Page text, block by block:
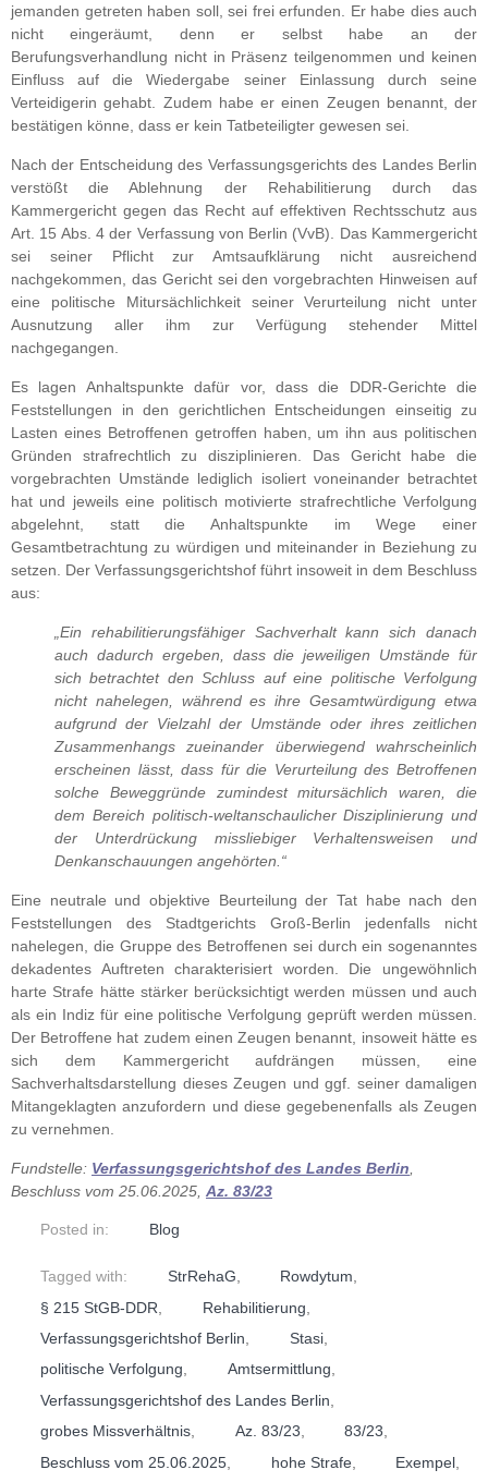
jemanden getreten haben soll, sei frei erfunden. Er habe dies auch
nicht eingeräumt, denn er selbst habe an der
Berufungsverhandlung nicht in Präsenz teilgenommen und keinen
Einfluss auf die Wiedergabe seiner Einlassung durch seine
Verteidigerin gehabt. Zudem habe er einen Zeugen benannt, der
bestätigen könne, dass er kein Tatbeteiligter gewesen sei.
Nach der Entscheidung des Verfassungsgerichts des Landes Berlin
verstößt die Ablehnung der Rehabilitierung durch das
Kammergericht gegen das Recht auf effektiven Rechtsschutz aus
Art. 15 Abs. 4 der Verfassung von Berlin (VvB). Das Kammergericht
sei seiner Pflicht zur Amtsaufklärung nicht ausreichend
nachgekommen, das Gericht sei den vorgebrachten Hinweisen auf
eine politische Mitursächlichkeit seiner Verurteilung nicht unter
Ausnutzung aller ihm zur Verfügung stehender Mittel
nachgegangen.
Es lagen Anhaltspunkte dafür vor, dass die DDR-Gerichte die
Feststellungen in den gerichtlichen Entscheidungen einseitig zu
Lasten eines Betroffenen getroffen haben, um ihn aus politischen
Gründen strafrechtlich zu disziplinieren. Das Gericht habe die
vorgebrachten Umstände lediglich isoliert voneinander betrachtet
hat und jeweils eine politisch motivierte strafrechtliche Verfolgung
abgelehnt, statt die Anhaltspunkte im Wege einer
Gesamtbetrachtung zu würdigen und miteinander in Beziehung zu
setzen. Der Verfassungsgerichtshof führt insoweit in dem Beschluss
aus:
„Ein rehabilitierungsfähiger Sachverhalt kann sich danach
auch dadurch ergeben, dass die jeweiligen Umstände für
sich betrachtet den Schluss auf eine politische Verfolgung
nicht nahelegen, während es ihre Gesamtwürdigung etwa
aufgrund der Vielzahl der Umstände oder ihres zeitlichen
Zusammenhangs zueinander überwiegend wahrscheinlich
erscheinen lässt, dass für die Verurteilung des Betroffenen
solche Beweggründe zumindest mitursächlich waren, die
dem Bereich politisch-weltanschaulicher Disziplinierung und
der Unterdrückung missliebiger Verhaltensweisen und
Denkanschauungen angehörten.“
Eine neutrale und objektive Beurteilung der Tat habe nach den
Feststellungen des Stadtgerichts Groß-Berlin jedenfalls nicht
nahelegen, die Gruppe des Betroffenen sei durch ein sogenanntes
dekadentes Auftreten charakterisiert worden. Die ungewöhnlich
harte Strafe hätte stärker berücksichtigt werden müssen und auch
als ein Indiz für eine politische Verfolgung geprüft werden müssen.
Der Betroffene hat zudem einen Zeugen benannt, insoweit hätte es
sich dem Kammergericht aufdrängen müssen, eine
Sachverhaltsdarstellung dieses Zeugen und ggf. seiner damaligen
Mitangeklagten anzufordern und diese gegebenenfalls als Zeugen
zu vernehmen.
Fundstelle: Verfassungsgerichtshof des Landes Berlin
Beschluss vom 25.06.2025, Az. 83/23
Posted in: Blog
Tagged with: StrRehaG, Rowdytum,
§ 215 StGB-DDR
Rehabilitierung
Verfassungsgerichtshof Berlin
Stasi,
politische Verfolgung, Amtsermittlung,
Verfassungsgerichtshof des Landes Berlin
grobes Missverhältnis
Az. 83/23 83/23
Beschluss vom 25.06.2025
hohe Strafe, Exempel